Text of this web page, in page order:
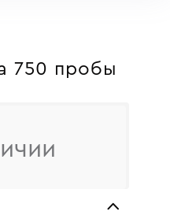
750 пробы